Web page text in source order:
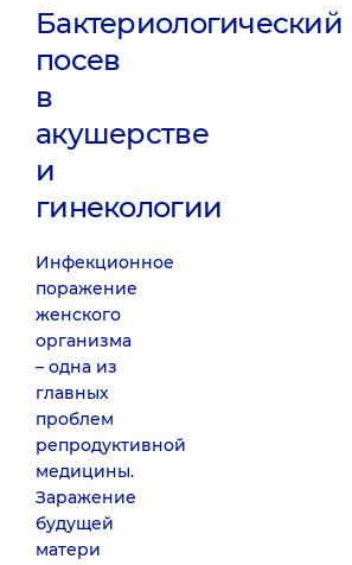
Бактериологический
посев
в
акушерстве
и
гинекологии
Инфекционное
поражение
женского
организма
– одна из
главных
проблем
репродуктивной
медицины.
Заражение
будущей
матери